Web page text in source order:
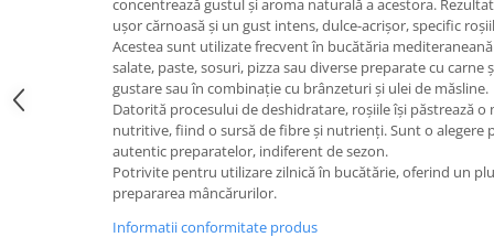
ușor cărnoasă și un gust intens, dulce-acrișor, specific
Acestea sunt utilizate frecvent în bucătăria
salate, paste, sosuri, pizza sau diverse preparate cu carne
gustare sau în combinație cu brânzeturi și ulei de măsline.
Datorită procesului de deshidratare, roșiile își păstrează
nutritive, fiind o sursă de fibre și nutrienți. Sunt o alegere
autentic preparatelor, indiferent de sezon.
Potrivite pentru utilizare zilnică în bucătărie, oferind un
prepararea mâncărurilor.
Informatii conformitate produs